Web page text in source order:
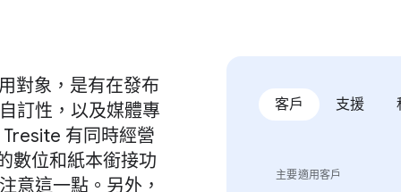
對象，是有在發布
訂性，以及媒體專
有同時經營
數位和紙本銜接功
意這一點。另外，
客戶 支援
主要適用客戶